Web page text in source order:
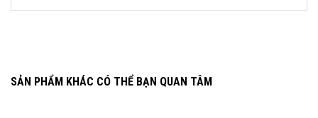
SẢN PHẨM KHÁC CÓ THỂ BẠN QUAN TÂM